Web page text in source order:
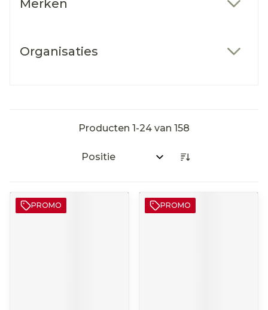
Merken
Organisaties
Producten 1-24 van 158
Sorteer op:
PROMO PROMO